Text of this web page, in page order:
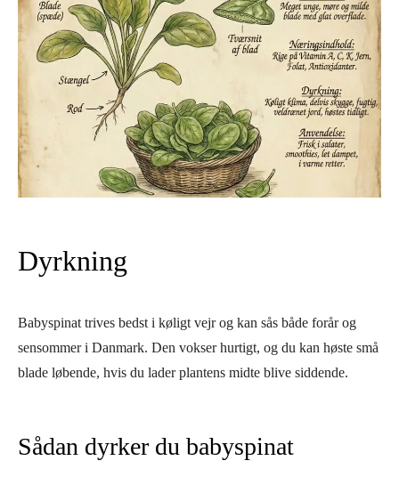
Dyrkning
Babyspinat trives bedst i køligt vejr og kan sås både forår og
sensommer i Danmark. Den vokser hurtigt, og du kan høste små
blade løbende, hvis du lader plantens midte blive siddende.
Sådan dyrker du babyspinat